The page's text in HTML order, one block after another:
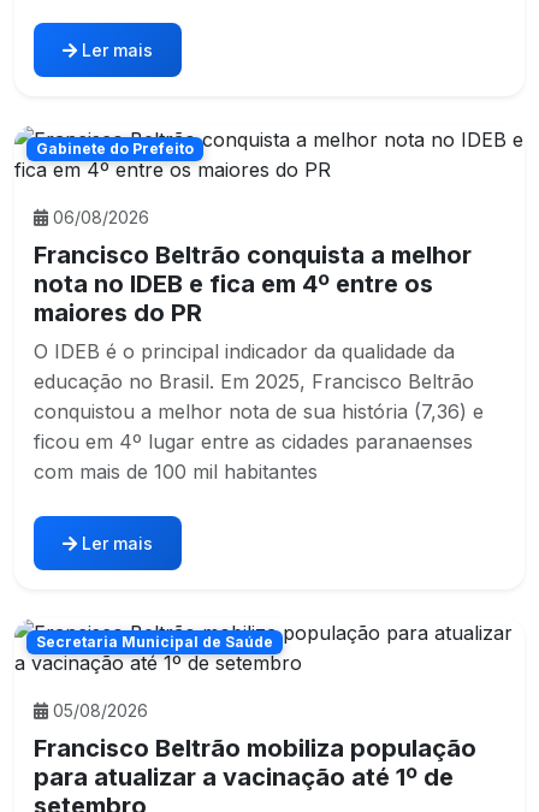
Ler mais
Gabinete do Prefeito
06/08/2026
Francisco Beltrão conquista a melhor
nota no IDEB e fica em 4º entre os
maiores do PR
O IDEB é o principal indicador da qualidade da
educação no Brasil. Em 2025, Francisco Beltrão
conquistou a melhor nota de sua história (7,36) e
ficou em 4º lugar entre as cidades paranaenses
com mais de 100 mil habitantes
Ler mais
Secretaria Municipal de Saúde
05/08/2026
Francisco Beltrão mobiliza população
para atualizar a vacinação até 1º de
setembro